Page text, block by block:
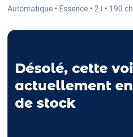
Automatique • Essence • 2 l • 190 ch
Désolé, cette
actuellement
de stock